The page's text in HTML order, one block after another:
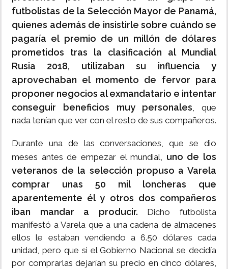
futbolistas de la Selección Mayor de Panamá,
quienes además de insistirle sobre cuándo se
pagaría el premio de un millón de dólares
prometidos tras la clasificación al Mundial
Rusia 2018, utilizaban su influencia y
aprovechaban el momento de fervor para
proponer negocios al exmandatario e intentar
conseguir beneficios muy personales, que
nada tenían que ver con el resto de sus compañeros.
Durante una de las conversaciones, que se dio
meses antes de empezar el mundial, uno de los
veteranos de la selección propuso a Varela
comprar unas 50 mil loncheras que
aparentemente él y otros dos compañeros
iban mandar a producir. Dicho futbolista
manifestó a Varela que a una cadena de almacenes
ellos le estaban vendiendo a 6.50 dólares cada
unidad, pero que si el Gobierno Nacional se decidía
por comprarlas dejarían su precio en cinco dólares,